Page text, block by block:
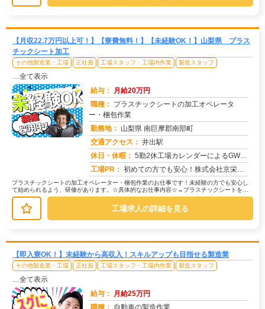
【月収22.7万円以上可！】【寮費無料！】【未経験OK！】山梨県 プラス
チックシート加工
その他製造業・工場 正社員 工場スタッフ・工場内作業 製造スタッフ
…全て表示
給与： 月給20万円
職種： プラスチックシートの加工オペレータ
ー・梱包作業
勤務地： 山梨県 南巨摩郡南部町
交通アクセス： 井出駅
休日・休暇： 5勤2休工場カレンダーによるGW 夏季 年末年始
工場PR： 初めての方でも安心！株式会社京栄センターで新しい一歩を踏み出してみませんか？☆充実のサポート体制☆・2000名以上...
プラスチックシートの加工オペレーター・梱包作業のお仕事です！未経験の方でも安心し
て始められるよう、研修があります。☆具体的なお仕事内容☆→プラスチックシートを機
械を使って加工します。難しい操作は...
工場求人の詳細を見る
【即入寮OK！】未経験から高収入！スキルアップも目指せる製造業
その他製造業・工場 正社員 工場スタッフ・工場内作業 製造スタッフ
…全て表示
給与： 月給25万円
職種： 自動車の製造作業